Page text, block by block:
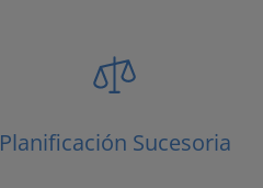
Planificación Sucesoria